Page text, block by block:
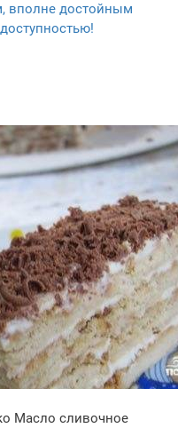
вполне достойным
Масло сливочное